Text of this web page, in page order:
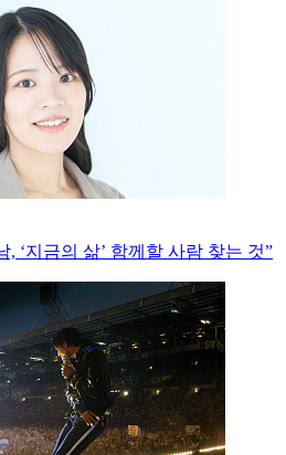
, ‘지금의 삶’ 함께할 사람 찾는 것”